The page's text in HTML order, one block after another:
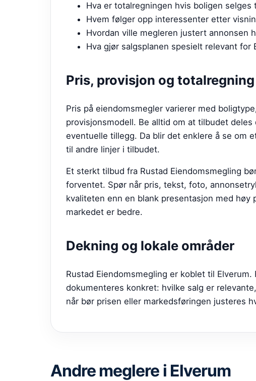
Hva er totalregningen hvis boligen
Hvem følger opp interessenter etter
Hvordan ville megleren justert annonsen
Hva gjør salgsplanen spesielt relevant
Pris, provisjon og totalregning
Pris på eiendomsmegler varierer med
provisjonsmodell. Be alltid om at tilbudet
eventuelle tillegg. Da blir det enklere å se om
til andre linjer i tilbudet.
Et sterkt tilbud fra Rustad Eiendomsmegling
forventet. Spør når pris, tekst, foto,
kvaliteten enn en blank presentasjon med
markedet er bedre.
Dekning og lokale områder
Rustad Eiendomsmegling er koblet til
dokumenteres konkret: hvilke salg er
når bør prisen eller markedsføringen justeres
Andre meglere i Elverum